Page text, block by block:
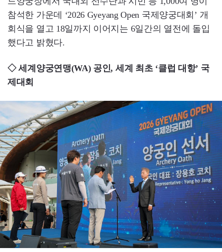
참석한 가운데 ‘2026 Gyeyang Open 국제양궁대회’ 개
회식을 열고 18일까지 이어지는 6일간의 열전에 돌입
했다고 밝혔다.
◇ 세계양궁연맹(WA) 공인, 세계 최초 ‘클럽 대항’ 국
제대회